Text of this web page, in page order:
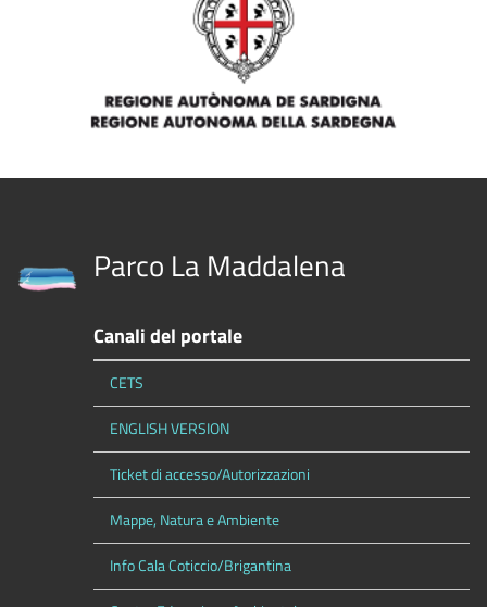
Parco La Maddalena
Canali del portale
CETS
ENGLISH VERSION
Ticket di accesso/Autorizzazioni
Mappe, Natura e Ambiente
Info Cala Coticcio/Brigantina